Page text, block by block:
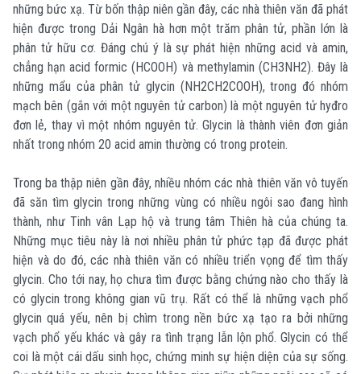
những bức xạ. Từ bốn thập niên gần đây, các nhà thiên văn đã phát
hiện được trong Dải Ngân hà hơn một trăm phân tử, phần lớn là
phân tử hữu cơ. Đáng chú ý là sự phát hiện những acid và amin,
chẳng hạn acid formic (HCOOH) và methylamin (CH3NH2). Đây là
những mẩu của phân tử glycin (NH2CH2COOH), trong đó nhóm
mạch bên (gắn với một nguyên tử carbon) là một nguyên tử hyđro
đơn lẻ, thay vì một nhóm nguyên tử. Glycin là thành viên đơn giản
nhất trong nhóm 20 acid amin thường có trong protein.
Trong ba thập niên gần đây, nhiều nhóm các nhà thiên văn vô tuyến
đã săn tìm glycin trong những vùng có nhiều ngôi sao đang hình
thành, như Tinh vân Lạp hộ và trung tâm Thiên hà của chúng ta.
Những mục tiêu này là nơi nhiều phân tử phức tạp đã được phát
hiện và do đó, các nhà thiên văn có nhiều triển vọng để tìm thấy
glycin. Cho tới nay, họ chưa tìm được bằng chứng nào cho thấy là
có glycin trong không gian vũ trụ. Rất có thể là những vạch phổ
glycin quá yếu, nên bị chìm trong nền bức xạ tạo ra bởi những
vạch phổ yếu khác và gây ra tình trạng lẫn lộn phổ. Glycin có thể
coi là một cái dấu sinh học, chứng minh sự hiện diện của sự sống.